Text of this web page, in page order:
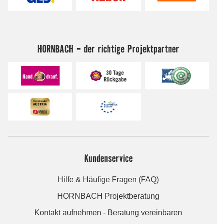
HORNBACH - der richtige Projektpartner
Kundenservice
Hilfe & Häufige Fragen (FAQ)
HORNBACH Projektberatung
Kontakt aufnehmen - Beratung vereinbaren